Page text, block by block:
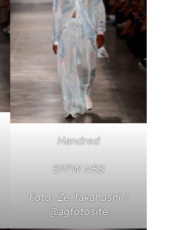
Handred
SPFW N58
Foto: Ze Takahashi /
@agfotosite